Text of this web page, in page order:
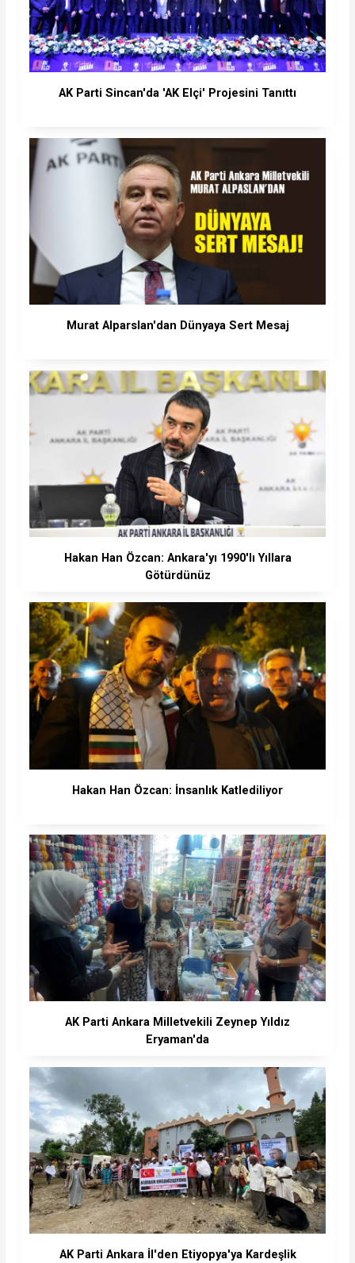
AK Parti Sincan'da 'AK Elçi' Projesini Tanıttı
Murat Alparslan'dan Dünyaya Sert Mesaj
Hakan Han Özcan: Ankara'yı 1990'lı Yıllara
Götürdünüz
Hakan Han Özcan: İnsanlık Katlediliyor
AK Parti Ankara Milletvekili Zeynep Yıldız
Eryaman'da
AK Parti Ankara İl'den Etiyopya'ya Kardeşlik